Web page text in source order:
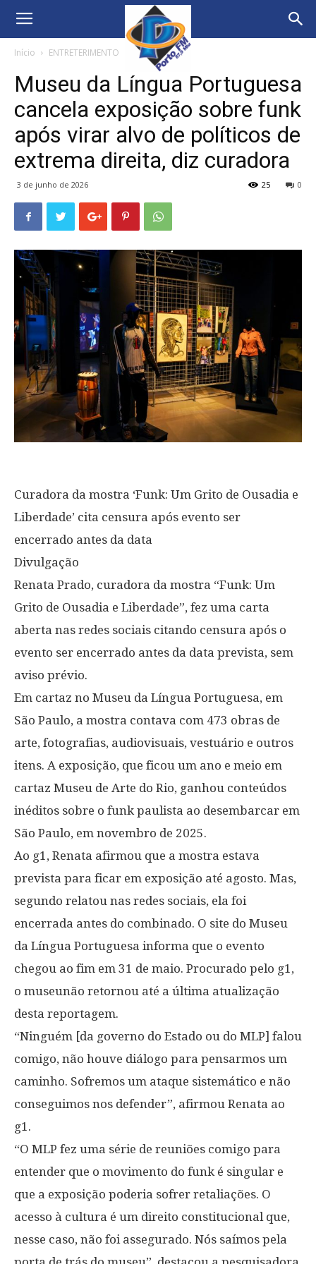
Início ENTRETERIMENTO
Museu da Língua Portuguesa
cancela exposição sobre funk
após virar alvo de políticos de
extrema direita, diz curadora
3 de junho de 2026 0
25
Curadora da mostra ‘Funk: Um Grito de Ousadia e
Liberdade’ cita censura após evento ser
encerrado antes da data
Divulgação
Renata Prado, curadora da mostra “Funk: Um
Grito de Ousadia e Liberdade”, fez uma carta
aberta nas redes sociais citando censura após o
evento ser encerrado antes da data prevista, sem
aviso prévio.
Em cartaz no Museu da Língua Portuguesa, em
São Paulo, a mostra contava com 473 obras de
arte, fotografias, audiovisuais, vestuário e outros
itens. A exposição, que ficou um ano e meio em
cartaz Museu de Arte do Rio, ganhou conteúdos
inéditos sobre o funk paulista ao desembarcar em
São Paulo, em novembro de 2025.
Ao g1, Renata afirmou que a mostra estava
prevista para ficar em exposição até agosto. Mas,
segundo relatou nas redes sociais, ela foi
encerrada antes do combinado. O site do Museu
da Língua Portuguesa informa que o evento
chegou ao fim em 31 de maio. Procurado pelo g1,
o museunão retornou até a última atualização
desta reportagem.
“Ninguém [da governo do Estado ou do MLP] falou
comigo, não houve diálogo para pensarmos um
caminho. Sofremos um ataque sistemático e não
conseguimos nos defender”, afirmou Renata ao
g1.
“O MLP fez uma série de reuniões comigo para
entender que o movimento do funk é singular e
que a exposição poderia sofrer retaliações. O
acesso à cultura é um direito constitucional que,
nesse caso, não foi assegurado. Nós saímos pela